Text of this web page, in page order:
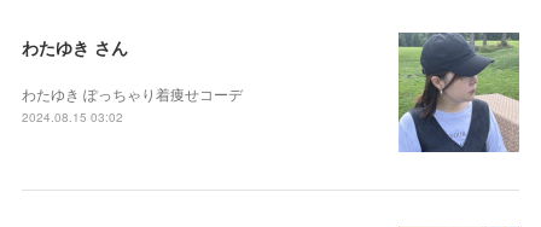
わたゆき さん
わたゆき ぽっちゃり着痩せコーデ
2024.08.15 03:02